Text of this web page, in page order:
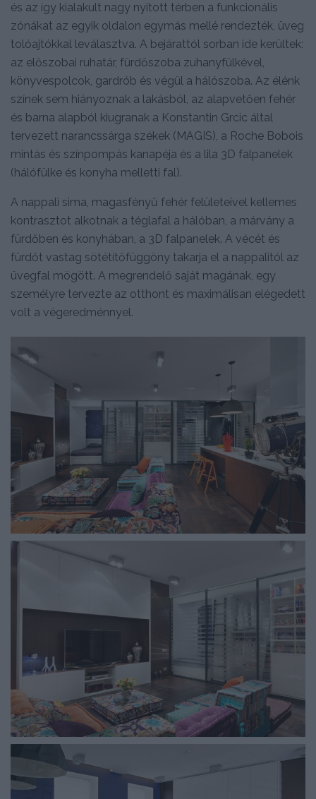
és az így kialakult nagy nyitott térben a funkcionális
zónákat az egyik oldalon egymás mellé rendezték, üveg
tolóajtókkal leválasztva. A bejárattól sorban ide kerültek:
az előszobai ruhatár, fürdőszoba zuhanyfülkével,
könyvespolcok, gardrób és végül a hálószoba. Az élénk
színek sem hiányoznak a lakásból, az alapvetően fehér
és barna alapból kiugranak a Konstantin Grcic által
tervezett narancssárga székek (MAGIS), a Roche Bobois
mintás és színpompás kanapéja és a lila 3D falpanelek
(hálófülke és konyha melletti fal).
A nappali sima, magasfényű fehér felületeivel kellemes
kontrasztot alkotnak a téglafal a hálóban, a márvány a
fürdőben és konyhában, a 3D falpanelek. A vécét és
fürdőt vastag sötétítőfüggöny takarja el a nappalitól az
üvegfal mögött. A megrendelő saját magának, egy
személyre tervezte az otthont és maximálisan elégedett
volt a végeredménnyel.